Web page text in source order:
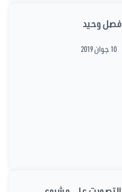
فصل وحيد
10 جوان 2019